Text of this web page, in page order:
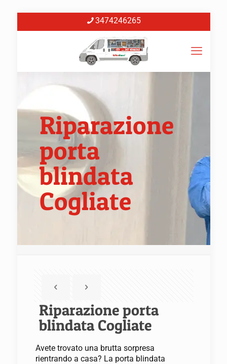
3474246265
Riparazione
porta
blindata
Cogliate
Riparazione porta
blindata Cogliate
Avete trovato una brutta sorpresa
rientrando a casa? La porta blindata